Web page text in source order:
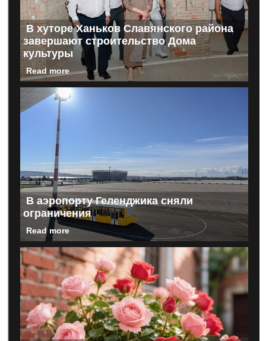
В хуторе Ханьков Славянского района
завершают строительство Дома
культуры
Read more
В аэропорту Геленджика сняли
ограничения
Read more